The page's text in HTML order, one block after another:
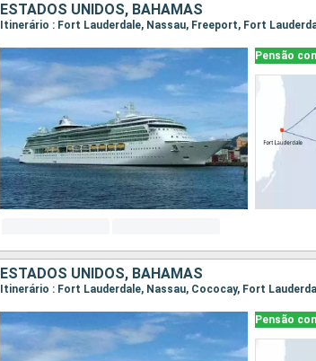
ESTADOS UNIDOS, BAHAMAS
Itinerário : Fort Lauderdale, Nassau, Freeport, Fort
Pensão
ESTADOS UNIDOS, BAHAMAS
Itinerário : Fort Lauderdale, Nassau, Cococay, Fort
Pensão